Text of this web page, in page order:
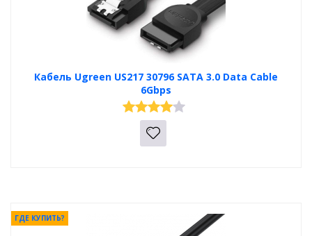
Кабель Ugreen US217 30796 SATA 3.0 Data Cable
6Gbps
ГДЕ КУПИТЬ?